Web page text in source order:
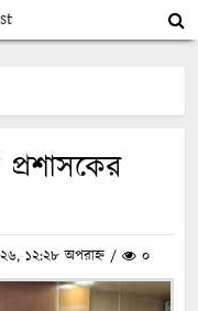
প্রশাসকের
১২:২৮ অপরাহ্ন / ০